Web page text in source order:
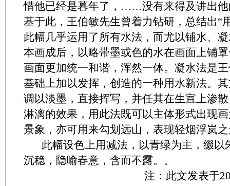
惜他已经是暮年了，……没有来得及讲出他
基于此，王伯敏先生曾着力钻研，总结出“
此幅几乎运用了所有水法，而尤以铺水、
本画成后，以略带墨或色的水在画面上铺
画面更加统一和谐，浑然一体。凝水法是
基础上加以发挥，创造的一种用水新法。
调以淡墨，直接挥写，并任其在生宣上渗
淋漓的效果，用此法既可以主体形式出现
景象，亦可用来勾划远山，表现轻烟浮岚
此幅设色上用减法，以青绿为主，缀以
沉稳，隐喻春意，含而不露。。
注：此文发表于2003年5